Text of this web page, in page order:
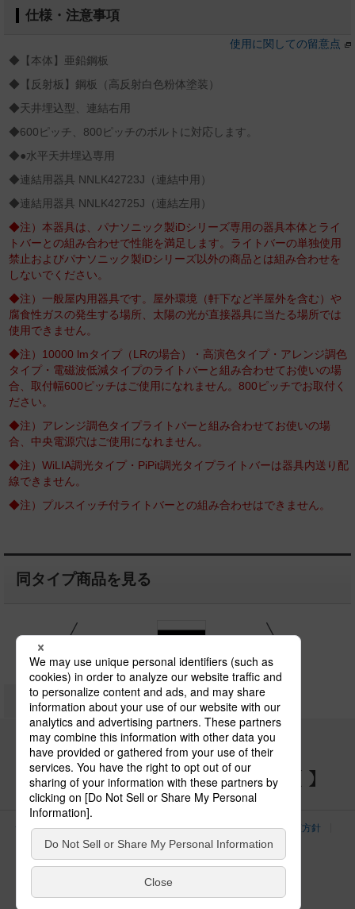
仕様・注意事項
使用に関しての留意点
◆【本体】亜鉛鋼板
◆【反射板】鋼板（高反射白色粉体塗装）
◆天井埋込型、連結右用
◆600ピッチ、800ピッチのボルトに対応します。
◆●水平天井埋込専用
◆連結用器具 NNLK42723J（連結中用）
◆連結用器具 NNLK42725J（連結左用）
◆注）本器具は、パナソニック製iDシリーズ専用の器具本体とライ
トバーとの組み合わせで性能を満足します。ライトバーの単独使用
禁止およびパナソニック製iDシリーズ以外の商品とは組み合わせを
しないでください。
◆注）一般屋内用器具です。屋外環境（軒下など半屋外を含む）や
腐食性ガスの発生する場所、太陽の光が直接器具に当たる場所では
使用できません。
◆注）10000 lmタイプ（LRの場合）・高演色タイプ・アレンジ調色
タイプ・電磁波低減タイプのライトバーと組み合わせてお使いの場
合、取付幅600ピッチはご使用になれません。800ピッチでお取付く
ださい。
◆注）アレンジ調色タイプライトバーと組み合わせてお使いの場
合、中央電源穴はご使用になれません。
◆注）WiLIA調光タイプ・PiPit調光タイプライトバーは器具内送り配
線できません。
◆注）プルスイッチ付ライトバーとの組み合わせはできません。
同タイプ商品を見る
器具スタイル
品番
iDシリーズ）
NNLK42733J
ベースライト（iDシリーズ）
NSEK47612C
パナソニックの電気設備 SNSアカウント
サイトのご利用にあたって クッキーポリシー
個人情報保護方針
パナソニック ホールディングス
Area/Country
電気・建築設備（ビジネス）